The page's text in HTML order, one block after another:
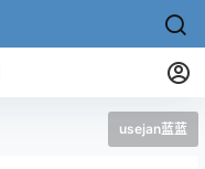
usejan蓝蓝